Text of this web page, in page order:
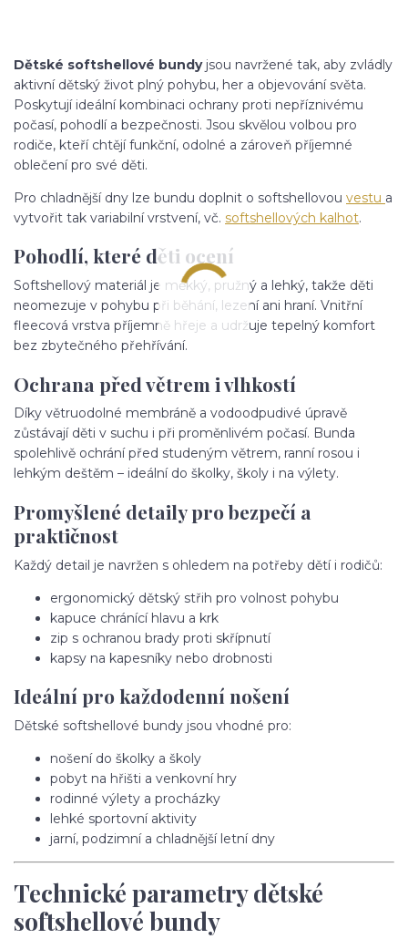
Dětské softshellové bundyjsou navržené tak, aby zvládly
aktivní dětský život plný pohybu, her a objevování světa.
Poskytují ideální kombinaci ochrany proti nepříznivému
počasí, pohodlí a bezpečnosti. Jsou skvělou volbou pro
rodiče, kteří chtějí funkční, odolné a zároveň příjemné
oblečení pro své děti.
Pro chladnější dny lze bundu doplnit o softshellovou vestu a
vytvořit tak variabilní vrstvení, vč. softshellových kalhot.
Pohodlí, které děti ocení
Softshellový materiál je měkký, pružný a lehký, takže děti
neomezuje v pohybu při běhání, lezení ani hraní. Vnitřní
fleecová vrstva příjemně hřeje a udržuje tepelný komfort
bez zbytečného přehřívání.
Ochrana před větrem i vlhkostí
Díky větruodolné membráně a vodoodpudivé úpravě
zůstávají děti v suchu i při proměnlivém počasí. Bunda
spolehlivě ochrání před studeným větrem, ranní rosou i
lehkým deštěm – ideální do školky, školy i na výlety.
Promyšlené detaily pro bezpečí a
praktičnost
Každý detail je navržen s ohledem na potřeby dětí i rodičů:
ergonomický dětský střih pro volnost pohybu
kapuce chránící hlavu a krk
zip s ochranou brady proti skřípnutí
kapsy na kapesníky nebo drobnosti
Ideální pro každodenní nošení
Dětské softshellové bundy jsou vhodné pro:
nošení do školky a školy
pobyt na hřišti a venkovní hry
rodinné výlety a procházky
lehké sportovní aktivity
jarní, podzimní a chladnější letní dny
Technické parametry dětské
softshellové bundy